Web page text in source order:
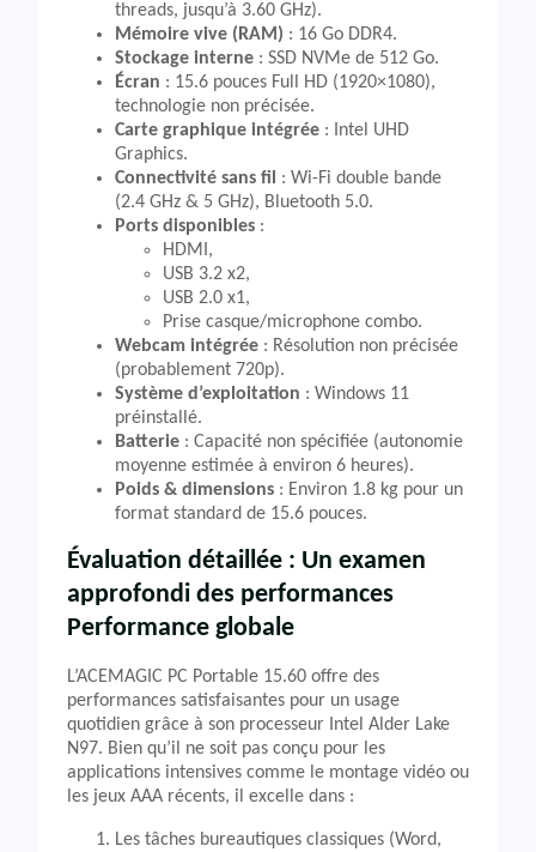
threads, jusqu’à 3.60 GHz).
Mémoire vive (RAM) : 16 Go DDR4.
Stockage interne : SSD NVMe de 512 Go.
Écran : 15.6 pouces Full HD (1920×1080),
technologie non précisée.
Carte graphique intégrée : Intel UHD
Graphics.
Connectivité sans fil
: Wi-Fi double bande
(2.4 GHz & 5 GHz), Bluetooth 5.0.
Ports disponibles :
HDMI,
USB 3.2 x2,
USB 2.0 x1,
Prise casque/microphone combo.
Webcam intégrée : Résolution non précisée
(probablement 720p).
Système d’exploitation : Windows 11
préinstallé.
Batterie : Capacité non spécifiée (autonomie
moyenne estimée à environ 6 heures).
Poids & dimensions : Environ 1.8 kg pour un
format standard de 15.6 pouces.
Évaluation détaillée : Un examen
approfondi des performances
Performance globale
L’ACEMAGIC PC Portable 15.60 offre des
performances satisfaisantes pour un usage
quotidien grâce à son processeur Intel Alder Lake
N97. Bien qu’il ne soit pas conçu pour les
applications intensives comme le montage vidéo ou
les jeux AAA récents, il excelle dans :
Les tâches bureautiques classiques (Word,